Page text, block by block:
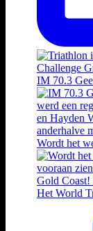
IM 70.3
Wordt het
Het World